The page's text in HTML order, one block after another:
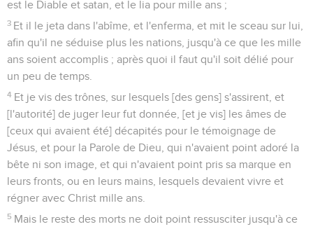
est le Diable et satan, et le lia pour mille ans ;
3 Et il le jeta dans l'abîme, et l'enferma, et mit le sceau sur lui,
afin qu'il ne séduise plus les nations, jusqu'à ce que les mille
ans soient accomplis ; après quoi il faut qu'il soit délié pour
un peu de temps.
4 Et je vis des trônes, sur lesquels [des gens] s'assirent, et
[l'autorité] de juger leur fut donnée, [et je vis] les âmes de
[ceux qui avaient été] décapités pour le témoignage de
Jésus, et pour la Parole de Dieu, qui n'avaient point adoré la
bête ni son image, et qui n'avaient point pris sa marque en
leurs fronts, ou en leurs mains, lesquels devaient vivre et
régner avec Christ mille ans.
5 Mais le reste des morts ne doit point ressusciter jusqu'à ce